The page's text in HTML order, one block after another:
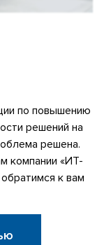
по повышению
решений на
решена.
компании «ИТ-
к вам